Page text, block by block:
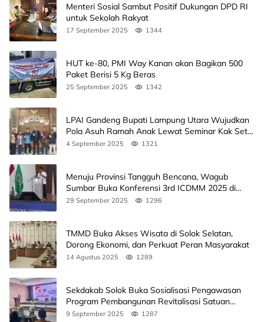
Menteri Sosial Sambut Positif Dukungan DPD RI
untuk Sekolah Rakyat
17 September 2025 1344
HUT ke-80, PMI Way Kanan akan Bagikan 500
Paket Berisi 5 Kg Beras
25 September 2025 1342
LPAI Gandeng Bupati Lampung Utara Wujudkan
Pola Asuh Ramah Anak Lewat Seminar Kak Seto,
Ini Jadwalnya
4 September 2025 1321
Menuju Provinsi Tangguh Bencana, Wagub
Sumbar Buka Konferensi 3rd ICDMM 2025 di
Unand
29 September 2025 1296
TMMD Buka Akses Wisata di Solok Selatan,
Dorong Ekonomi, dan Perkuat Peran Masyarakat
14 Agustus 2025 1289
Sekdakab Solok Buka Sosialisasi Pengawasan
Program Pembangunan Revitalisasi Satuan
Pendidikan
9 September 2025 1287